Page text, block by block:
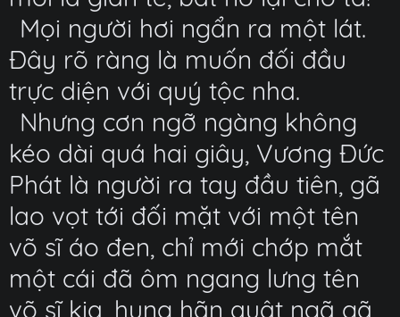
Mọi người hơi ngẩn ra một lát.
Đây rõ ràng là muốn đối đầu
trực diện với quý tộc nha.
Nhưng cơn ngỡ ngàng không
kéo dài quá hai giây, Vương Đức
Phát là người ra tay đầu tiên, gã
lao vọt tới đối mặt với một tên
võ sĩ áo đen, chỉ mới chớp mắt
một cái đã ôm ngang lưng tên
võ sĩ kia, hung hãn quật ngã gã